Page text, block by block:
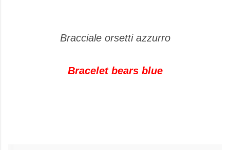
Bracciale orsetti azzurro
Bracelet bears blue